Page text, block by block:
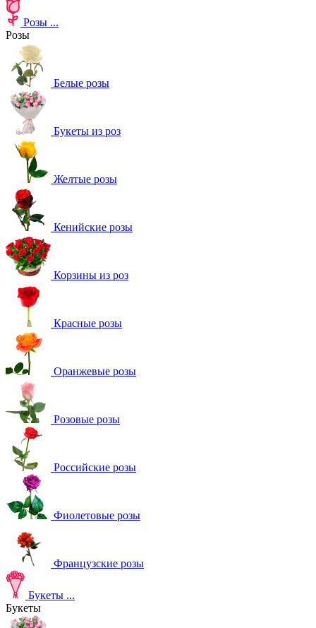
Розы ...
Розы
Белые розы
Букеты из роз
Желтые розы
Кенийские розы
Корзины из роз
Красные розы
Оранжевые розы
Розовые розы
Российские розы
Фиолетовые розы
Французские розы
Букеты ...
Букеты